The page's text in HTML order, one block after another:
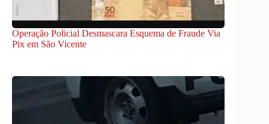
Operação Policial Desmascara Esquema de Fraude Via
Pix em São Vicente